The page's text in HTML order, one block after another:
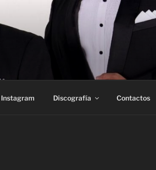
Instagram Discografía Contactos